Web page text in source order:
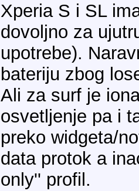
Xperia S i SL
dovoljno za
upotrebe).
bateriju zbog
Ali za surf je
osvetljenje pa i
preko widgeta/
data protok a
only'' profil.